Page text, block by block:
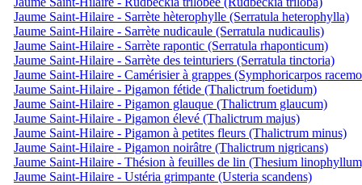
Jaume Saint-Hilaire - Sarrète hèterophylle (Serratula heterophylla)
Jaume Saint-Hilaire - Sarrète nudicaule (Serratula nudicaulis)
Jaume Saint-Hilaire - Sarrète rapontic (Serratula rhaponticum)
Jaume Saint-Hilaire - Sarrète des teinturiers (Serratula tinctoria)
Jaume Saint-Hilaire - Camérisier à grappes (Symphoricarpos
Jaume Saint-Hilaire - Pigamon fétide (Thalictrum foetidum)
Jaume Saint-Hilaire - Pigamon glauque (Thalictrum glaucum)
Jaume Saint-Hilaire - Pigamon élevé (Thalictrum majus)
Jaume Saint-Hilaire - Pigamon à petites fleurs (Thalictrum minus)
Jaume Saint-Hilaire - Pigamon noirâtre (Thalictrum nigricans)
Jaume Saint-Hilaire - Thésion à feuilles de lin (Thesium
Jaume Saint-Hilaire - Ustéria grimpante (Usteria scandens)